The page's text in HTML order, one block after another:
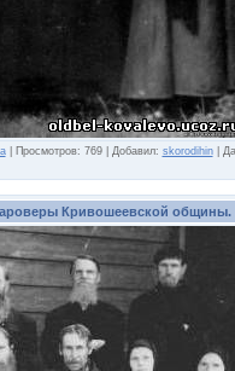
Просмотров: 769 Добавил: skorodihin
Кривошеевской общины.